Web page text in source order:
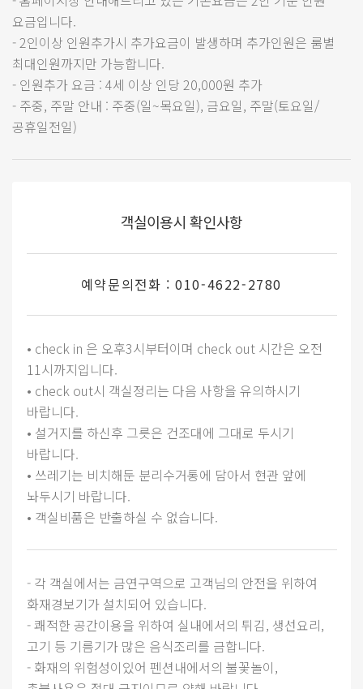
요금입니다.
- 2인이상 인원추가시 추가요금이 발생하며 추가인원은 룸별
최대인원까지만 가능합니다.
- 인원추가 요금 : 4세 이상 인당 20,000원 추가
- 주중, 주말 안내 : 주중(일~목요일), 금요일, 주말(토요일/
공휴일전일)
객실이용시 확인사항
예약문의전화 : 010-4622-2780
• check in 은 오후3시부터이며 check out 시간은 오전
11시까지입니다.
• check out시 객실정리는 다음 사항을 유의하시기
바랍니다.
• 설거지를 하신후 그릇은 건조대에 그대로 두시기
바랍니다.
• 쓰레기는 비치해둔 분리수거통에 담아서 현관 앞에
놔두시기 바랍니다.
• 객실비품은 반출하실 수 없습니다.
- 각 객실에서는 금연구역으로 고객님의 안전을 위하여
화재경보기가 설치되어 있습니다.
- 쾌적한 공간이용을 위하여 실내에서의 튀김, 생선요리,
고기 등 기름기가 많은 음식조리를 금합니다.
- 화재의 위험성이있어 펜션내에서의 불꽃놀이,